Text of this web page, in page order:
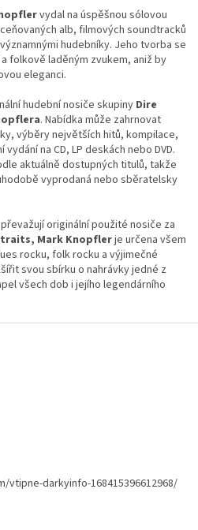
i
s
u
vydal na úspěšnou sólovou
alb, filmových soundtracků
hudebníky. Jeho tvorba se
folkově laděným zvukem, aniž by
eleganci.
hudební nosiče skupiny Dire
. Nabídka může zahrnovat
výběry největších hitů, kompilace,
na CD, LP deskách nebo DVD.
aktuálně dostupných titulů, takže
vyprodaná nebo sběratelsky
originální použité nosiče za
Mark Knopflerje určena všem
rocku, folk rocku a výjimečné
svou sbírku o nahrávky jedné z
všech dob i jejího legendárního
darkyinfo-168415396612968/